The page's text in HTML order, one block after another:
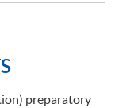
preparatory